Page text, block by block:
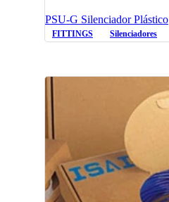
PSU-G Silenciador Plástico
FITTINGS Silenciadores